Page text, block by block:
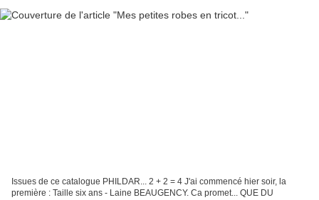
Issues de ce catalogue PHILDAR... 2 + 2 = 4 J'ai commencé hier soir, la
première : Taille six ans - Laine BEAUGENCY. Ca promet... QUE DU